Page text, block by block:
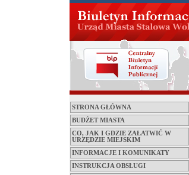
STRONA GŁÓWNA
BUDŻET MIASTA
CO, JAK I GDZIE ZAŁATWIĆ W
URZĘDZIE MIEJSKIM
INFORMACJE I KOMUNIKATY
INSTRUKCJA OBSŁUGI